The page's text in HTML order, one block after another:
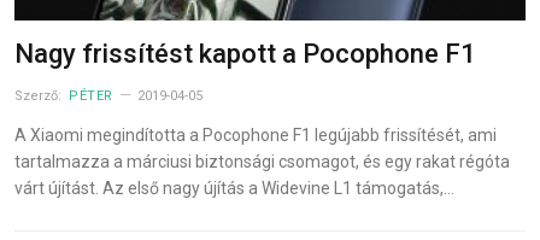
Nagy frissítést kapott a Pocophone F1
Szerző: PÉTER 2019-04-05
A Xiaomi megindította a Pocophone F1 legújabb frissítését, ami
tartalmazza a márciusi biztonsági csomagot, és egy rakat régóta
várt újítást. Az első nagy újítás a Widevine L1 támogatás,…